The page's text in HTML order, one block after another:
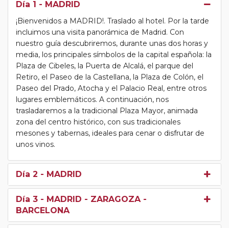
Día 1 - MADRID
¡Bienvenidos a MADRID!. Traslado al hotel. Por la tarde
incluimos una visita panorámica de Madrid. Con
nuestro guía descubriremos, durante unas dos horas y
media, los principales símbolos de la capital española: la
Plaza de Cibeles, la Puerta de Alcalá, el parque del
Retiro, el Paseo de la Castellana, la Plaza de Colón, el
Paseo del Prado, Atocha y el Palacio Real, entre otros
lugares emblemáticos. A continuación, nos
trasladaremos a la tradicional Plaza Mayor, animada
zona del centro histórico, con sus tradicionales
mesones y tabernas, ideales para cenar o disfrutar de
unos vinos.
Día 2 - MADRID
Día 3 - MADRID - ZARAGOZA -
BARCELONA